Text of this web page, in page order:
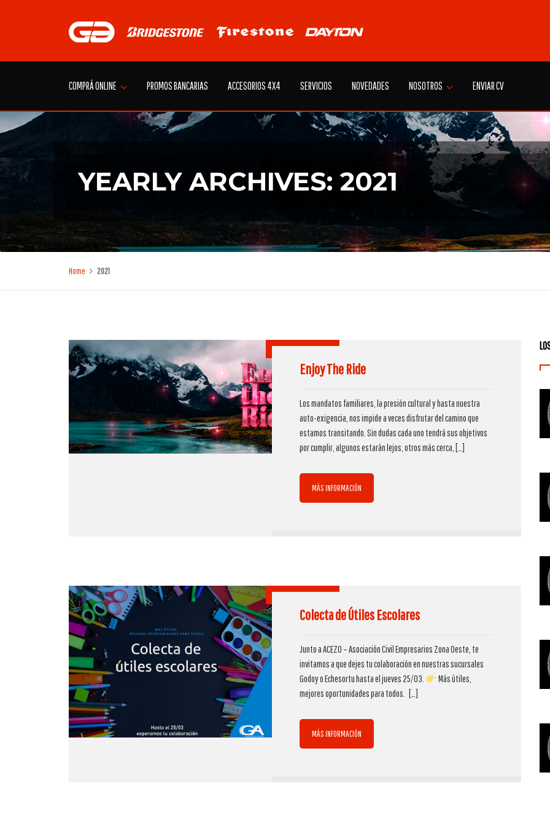
COMPRÁ ONLINE PROMOS BANCARIAS ACCESORIOS 4X4 SERVICIOS NOVEDADES NOSOTROS ENVIAR CV
YEARLY ARCHIVES: 2021
Home 2021
Enjoy The Ride
Los mandatos familiares, la presión cultural y hasta nuestra
auto-exigencia, nos impide a veces disfrutar del camino que
estamos transitando. Sin dudas cada uno tendrá sus objetivos
por cumplir, algunos estarán lejos, otros más cerca, […]
MÁS INFORMACIÓN
Colecta de Útiles Escolares
Junto a ACEZO – Asociación Civil Empresarios Zona Oeste, te
invitamos a que dejes tu colaboración en nuestras sucursales
Godoy o Echesortu hasta el jueves 25/03.
Más útiles,
mejores oportunidades para todos. […]
MÁS INFORMACIÓN